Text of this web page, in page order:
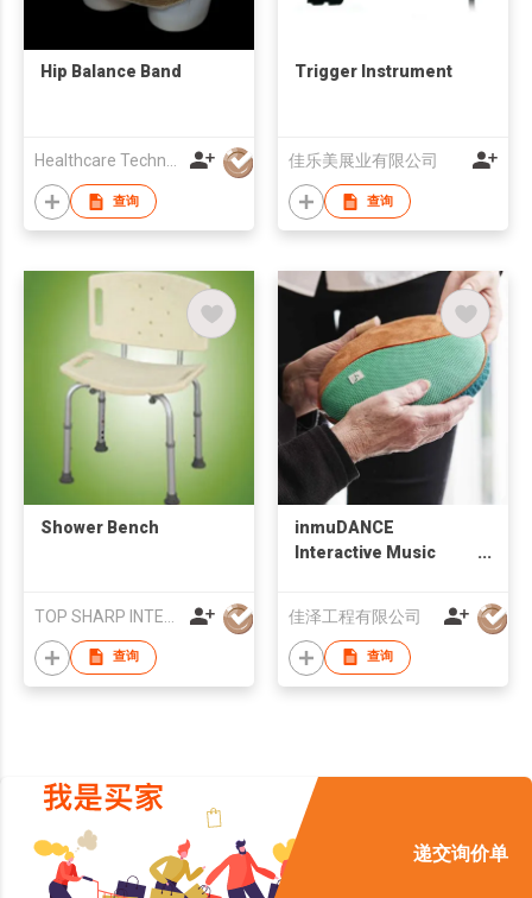
Hip Balance Band
Healthcare Technology International Limited
查询
Trigger Instrument
佳乐美展业有限公司
查询
Shower Bench
查询
inmuDANCE
Interactive Music
佳泽工程有限公司
查询
递交询价单